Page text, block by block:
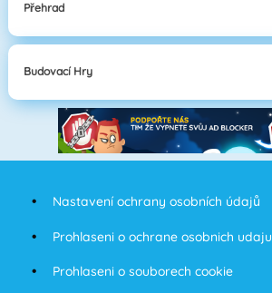
Přehrad
Budovací Hry
Nastavení ochrany osobních údajů
Prohlaseni o ochrane osobnich udaju
Prohlaseni o souborech cookie